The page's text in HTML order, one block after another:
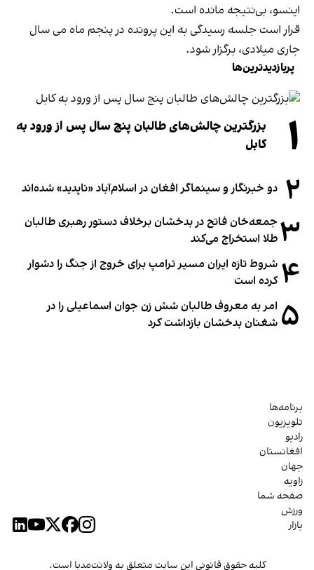
اینسو، بی‌نتیجه مانده است.
قرار است جلسه رسیدگی به این پرونده در پنجم ماه می سال
جاری میلادی، برگزار شود.
پربازدیدترین‌ها
۱
بزرگترین چالش‌های طالبان پنج سال پس از ورود به
کابل
۲ دو خبرنگار و سینماگر افغان در اسلام‌آباد «ناپدید» شده‌اند
۳ جمعه‌خان فاتح در بدخشان برخلاف دستور رهبری طالبان
طلا استخراج می‌کند
۴ شروط تازه ایران مسیر ترامپ برای خروج از جنگ را دشوار
کرده است
۵ امر به معروف طالبان شش زن جوان اسماعیلی را در
شغنان بدخشان بازداشت کرد
برنامه‌ها
تلویزیون
رادیو
افغانستان
جهان
زاویه
صفحه شما
ورزش
بازار
کلیه حقوق قانونی این سایت متعلق به ولانت‌مدیا است.